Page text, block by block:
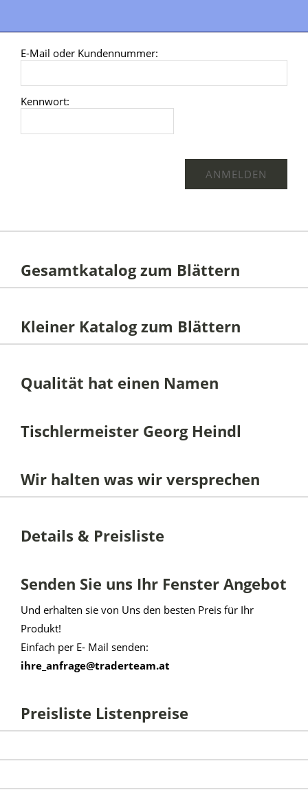
E-Mail oder Kundennummer:
Kennwort:
Gesamtkatalog zum Blättern
Kleiner Katalog zum Blättern
Qualität hat einen Namen
Tischlermeister Georg Heindl
Wir halten was wir versprechen
Details & Preisliste
Senden Sie uns Ihr Fenster Angebot
Und erhalten sie von Uns den besten Preis für Ihr
Produkt!
Einfach per E- Mail senden:
ihre_anfrage@traderteam.at
Preisliste Listenpreise